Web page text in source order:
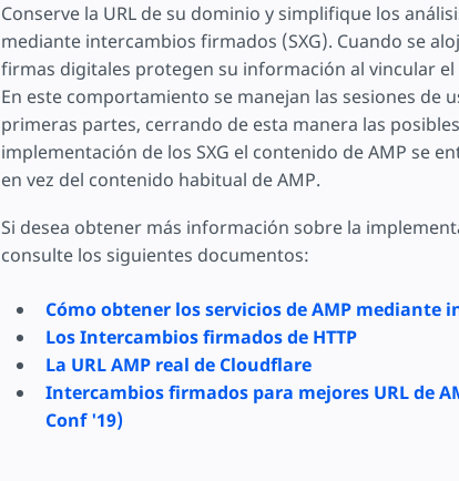
Conserve la URL de su dominio y simplifique los
mediante intercambios firmados (SXG). Cuando se
firmas digitales protegen su información al vincular
En este comportamiento se manejan las sesiones de
primeras partes, cerrando de esta manera las
implementación de los SXG el contenido de AMP se
en vez del contenido habitual de AMP.
Si desea obtener más información sobre la
consulte los siguientes documentos:
Cómo obtener los servicios de AMP mediante
Los Intercambios firmados de HTTP
La URL AMP real de Cloudflare
Intercambios firmados para mejores URL de
Conf '19)